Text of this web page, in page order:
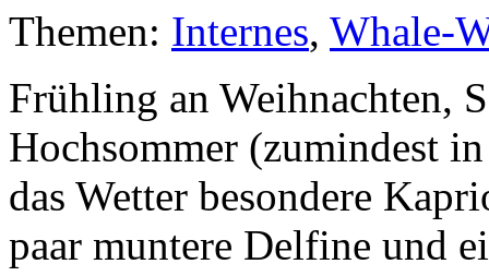
Themen: Internes, Whale-
Frühling an Weihnachten,
Hochsommer (zumindest
das Wetter besondere
paar muntere Delfine und